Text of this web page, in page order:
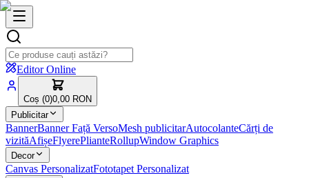
Editor Online
Coș (0)0,00 RON
Publicitar
BannerBanner Față VersoMesh publicitarAutocolanteCărți de
vizităAfișeFlyerePlianteRollupWindow Graphics
Decor
Canvas PersonalizatFototapet Personalizat